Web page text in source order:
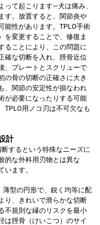
って起こります—犬は痛み、
す。放置すると、関節炎や
能性があります。TPLO手術
を変更することで、修復ま
ることにより、この問題に
確な切断を入れ、脛骨近位
、プレートとスクリューで
の骨の切断の正確さに大き
、関節の安定性が損なわれ
が必要になったりする可能
TPLO用ノコ刃は不可欠なも
計
するという特殊なニーズに
的な外科用刃物とは異な
います。
薄型の円形で、鋭く均等に配
り、きれいで滑らかな切断
不規則な縁のリスクを最小
は脛骨（けいこつ）のサイ